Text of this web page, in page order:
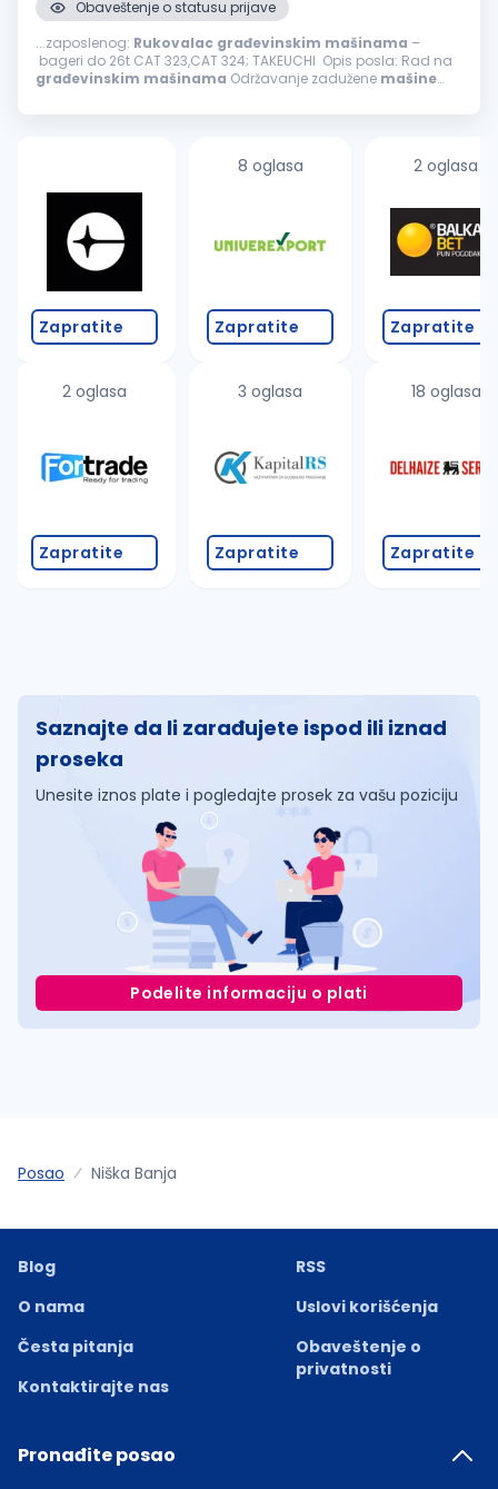
Obaveštenje o statusu prijave
...zaposlenog: Rukovalac građevinskim mašinama –
bageri do 26t CAT 323,CAT 324; TAKEUCHI Opis posla: Rad na
građevinskim mašinama Održavanje zadužene mašine
iskustvo neophodno...
Zapratite
2 oglasa
Zapratite
8 oglasa
Zapratite
3 oglasa
Zapratite
2 oglasa
Zapratite
18 oglasa
Zapratite
Saznajte da li zarađujete ispod ili iznad
proseka
Unesite iznos plate i pogledajte prosek za vašu poziciju
Podelite informaciju o plati
Posao Niška Banja
Blog
O nama
Česta pitanja
Kontaktirajte nas
RSS
Uslovi korišćenja
Obaveštenje o
privatnosti
Pronađite posao